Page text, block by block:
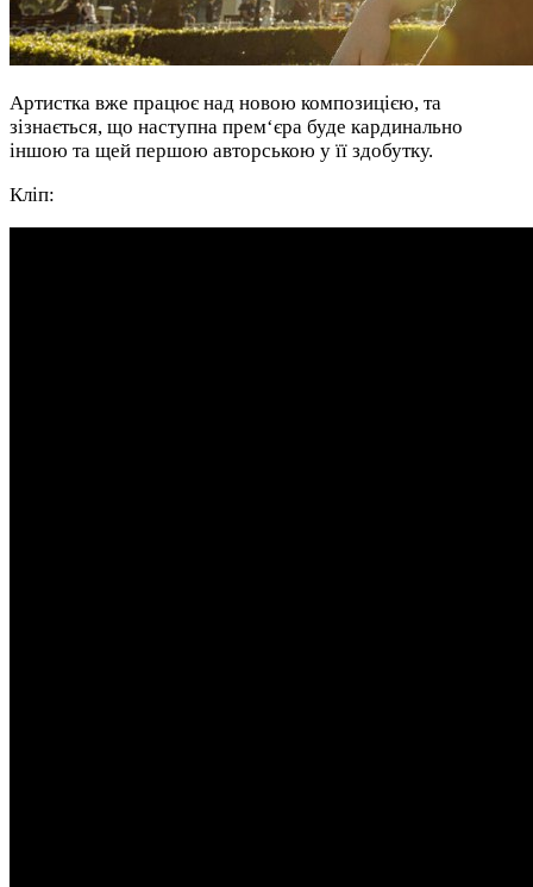
Артистка вже працює над новою композицією, та
зізнається, що наступна прем‘єра буде кардинально
іншою та щей першою авторською у її здобутку.
Кліп: